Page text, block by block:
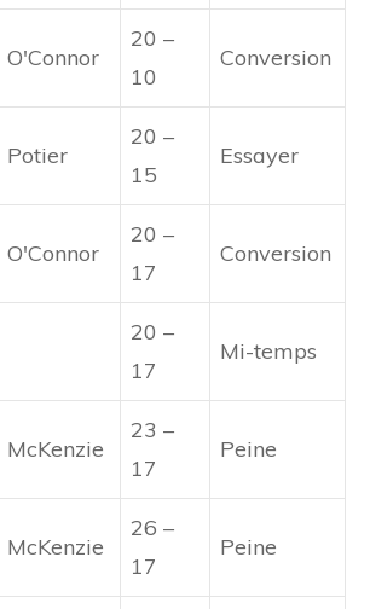
O'Connor
20 –
10
Conversion
Potier
20 –
15
Essayer
O'Connor
20 –
17
Conversion
20 –
17
Mi-temps
McKenzie
23 –
17
Peine
McKenzie
26 –
17
Peine